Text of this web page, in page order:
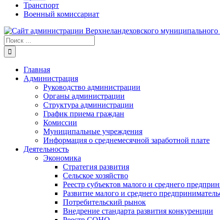
Транспорт
Военный комиссариат
Результат
поиска:
Главная
Администрация
Руководство администрации
Органы администрации
Структура администрации
График приема граждан
Комиссии
Муниципальные учреждения
Информация о среднемесячной заработной плате
Деятельность
Экономика
Стратегия развития
Сельское хозяйство
Реестр субъектов малого и среднего
Развитие малого и среднего
Потребительский рынок
Внедрение стандарта развития конкуренции